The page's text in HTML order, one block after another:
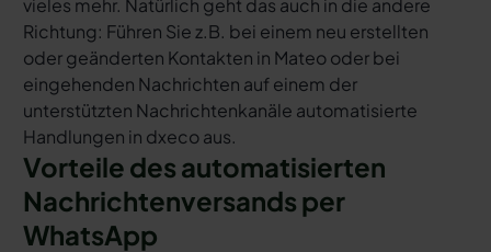
vieles mehr. Natürlich geht das auch in die andere
Richtung: Führen Sie z.B. bei einem neu erstellten
oder geänderten Kontakten in Mateo oder bei
eingehenden Nachrichten auf einem der
unterstützten Nachrichtenkanäle automatisierte
Handlungen in dxeco aus.
Vorteile des automatisierten
Nachrichtenversands per
WhatsApp